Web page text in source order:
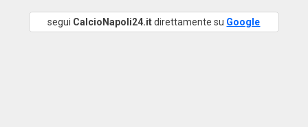
segui CalcioNapoli24.itdirettamente su Google